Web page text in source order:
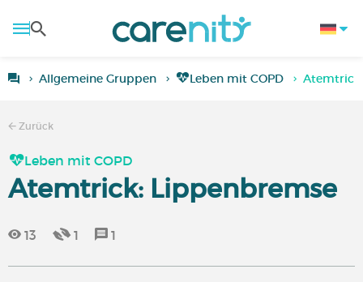
Allgemeine Gruppen Leben mit COPD
Zurück
Leben mit COPD
Atemtrick: Lippenbremse
13 1 1